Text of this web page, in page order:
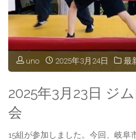
ン
グ
大
会"
uno 2025年3月24日 最
2025年3月23日 ジ
会
15組が参加しました。今回、岐